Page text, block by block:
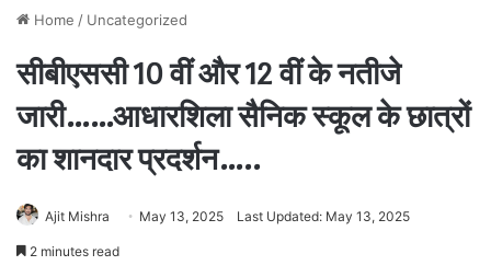
Home / Uncategorized
सीबीएससी 10 वीं और 12 वीं के नतीजे
जारी……आधारशिला सैनिक स्कूल के छात्रों
का शानदार प्रदर्शन…..
Ajit Mishra May 13, 2025 Last Updated: May 13, 2025
2 minutes read